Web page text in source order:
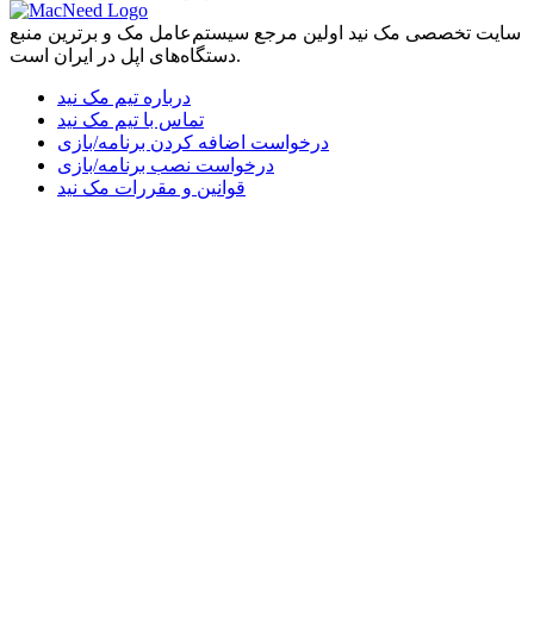
سایت تخصصی مک نید اولین مرجع سیستم‌عامل مک و برترین منبع
دستگاه‌های اپل در ایران است.
درباره تیم مک نید
تماس با تیم مک نید
درخواست اضافه کردن برنامه/بازی
درخواست نصب برنامه/بازی
قوانین و مقررات مک نید